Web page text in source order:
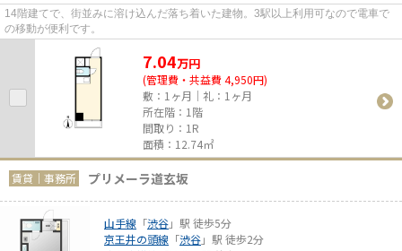
14階建てで、街並みに溶け込んだ落ち着いた建物。3駅以上利用可なので電車で
の移動が便利です。
7.04万円
(管理費・共益費 4,950円)
敷：1ヶ月｜礼：1ヶ月
所在階：1階
間取り：1R
面積：12.74㎡
賃貸｜事務所 プリメーラ道玄坂
山手線 「渋谷」駅 徒歩5分
京王井の頭線 「渋谷」駅 徒歩2分